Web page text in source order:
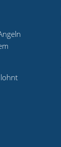
lohnt